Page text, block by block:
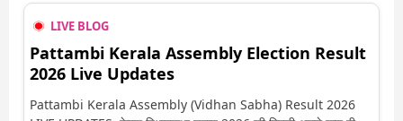
LIVE BLOG
Pattambi Kerala Assembly Election Result
2026 Live Updates
Pattambi Kerala Assembly (Vidhan Sabha) Result 2026